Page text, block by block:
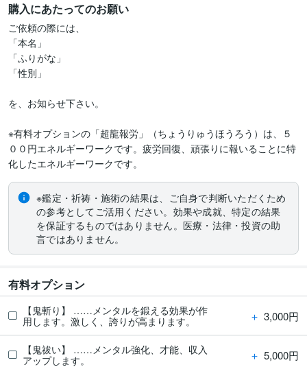
購入にあたってのお願い
ご依頼の際には、
「本名」
「ふりがな」
「性別」
を、お知らせ下さい。
※有料オプションの「超龍報労」（ちょうりゅうほうろう）は、５
００円エネルギーワークです。疲労回復、頑張りに報いることに特
※鑑定・祈祷・施術の結果は、ご自身で判断いただくため
の参考としてご活用ください。効果や成就、特定の結果
を保証するものではありません。医療・法律・投資の助
言ではありません。
有料オプション
【鬼斬り】 ……メンタルを鍛える効果が作
用します。激しく、誇りが高まります。
＋ 3,000円
【鬼祓い】 ……メンタル強化、才能、収入
アップします。
＋ 5,000円